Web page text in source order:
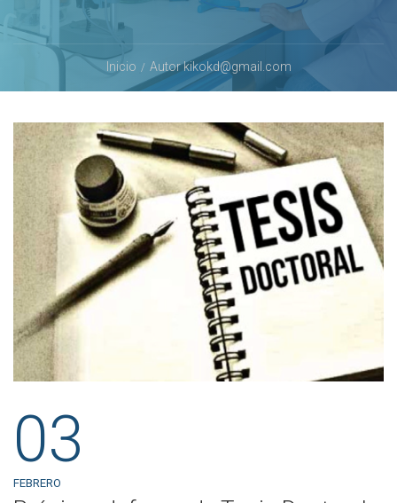
Inicio Autor kikokd@gmail.com
03
FEBRERO